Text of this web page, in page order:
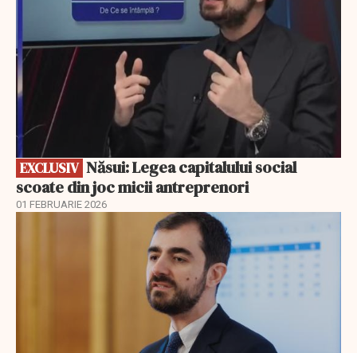
EXCLUSIV
scoate din joc micii antreprenori
01 FEBRUARIE 2026